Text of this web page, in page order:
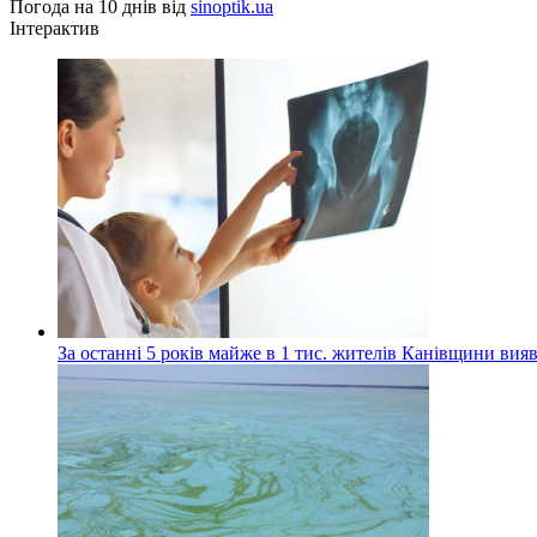
Погода на 10 днів від sinoptik.ua
Інтерактив
За останні 5 років майже в 1 тис. жителів Канівщини